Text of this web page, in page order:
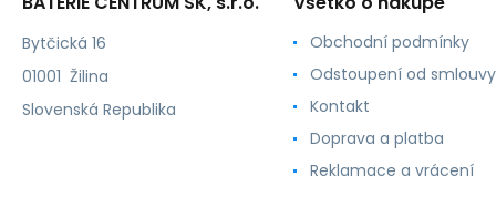
Bytčická 16
01001 Žilina
Slovenská Republika
Obchodní podmínky
Odstoupení od smlouvy
Kontakt
Doprava a platba
Reklamace a vrácení